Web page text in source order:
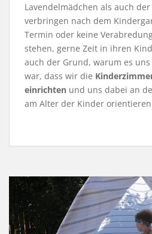
Lavendelmädchen als auch
verbringen nach dem
Termin oder keine
stehen, gerne Zeit in ihren
auch der Grund, warum es
war, dass wir die
einrichten und uns dabei an
am Alter der Kinder